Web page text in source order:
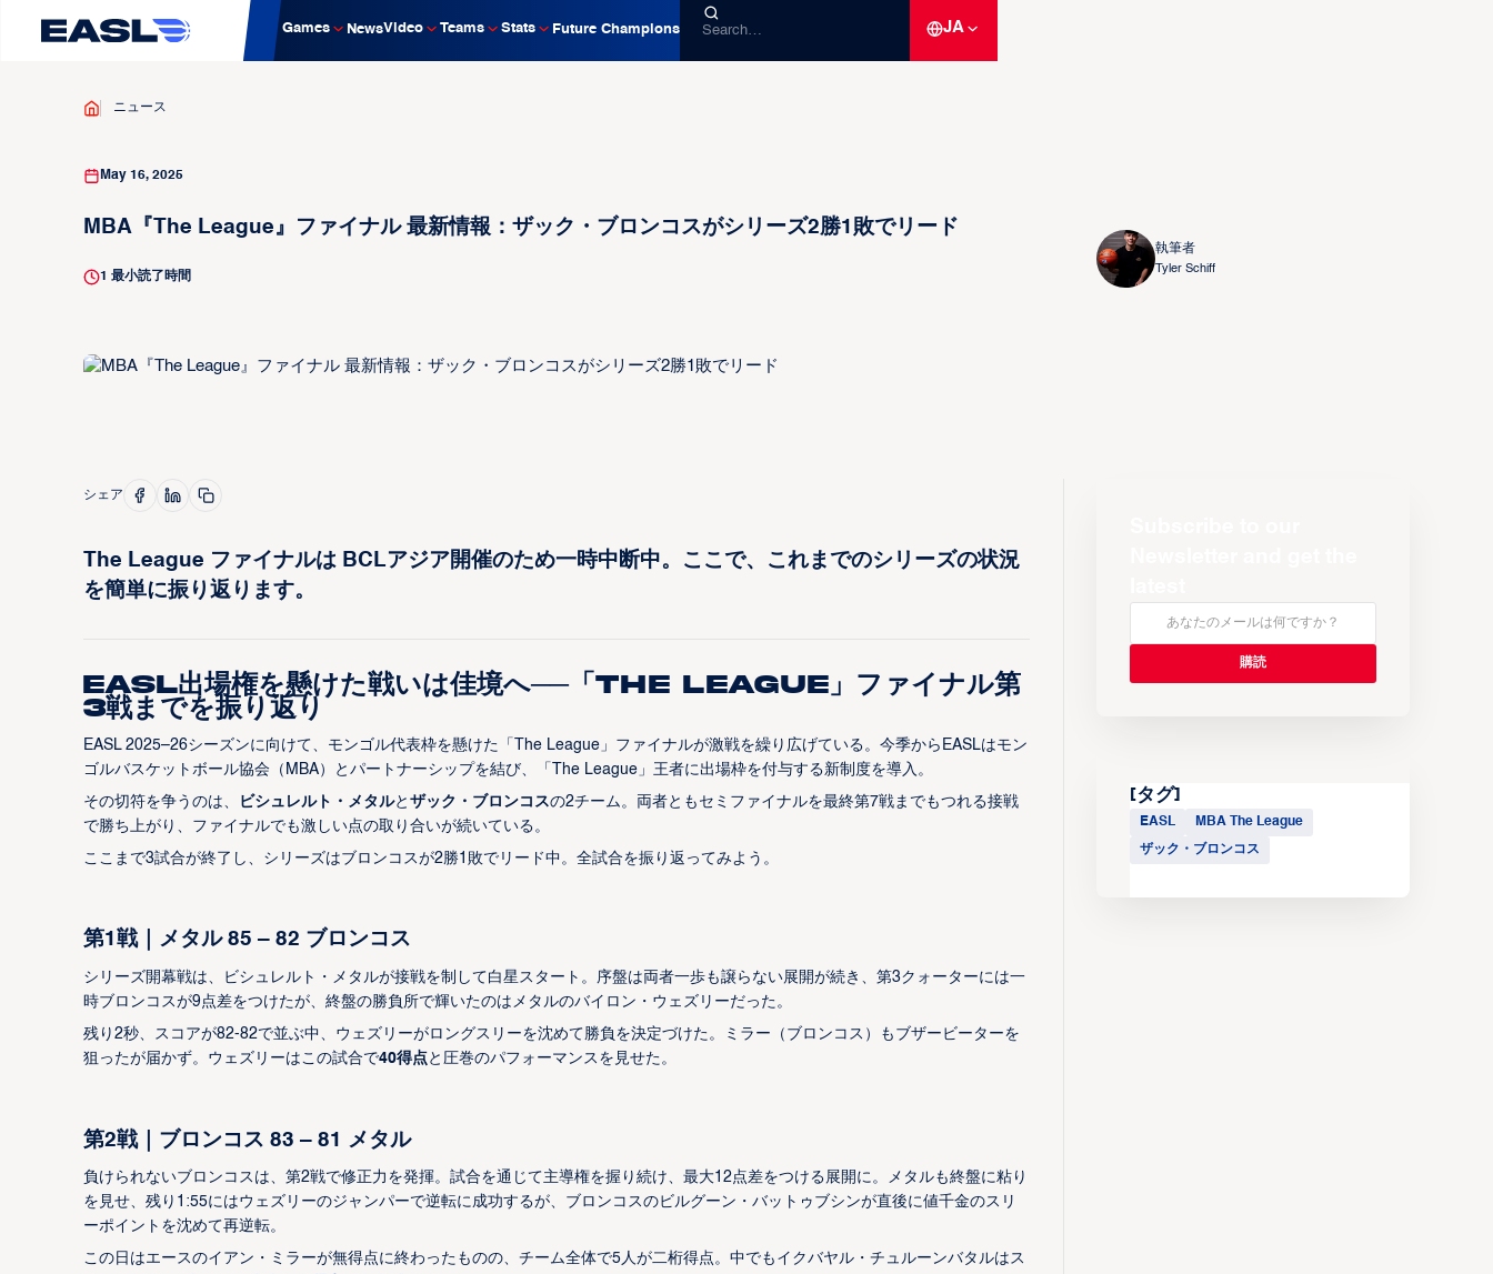
Games NewsVideo Teams Stats Future Champions JA
ニュース
May 16, 2025
MBA『The League』ファイナル 最新情報：ザック・ブロンコスがシリーズ2勝1敗でリード
1 最小読了時間
執筆者
Tyler Schiff
シェア
The League ファイナルは BCLアジア開催のため一時中断中。ここで、これまでのシリーズの状況
を簡単に振り返ります。
EASL出場権を懸けた戦いは佳境へ──「The League」ファイナル第
3戦までを振り返り
EASL 2025–26シーズンに向けて、モンゴル代表枠を懸けた「The League」ファイナルが激戦を繰り広げている。今季からEASLはモン
ゴルバスケットボール協会（MBA）とパートナーシップを結び、「The League」王者に出場枠を付与する新制度を導入。
その切符を争うのは、 ビシュレルト・メタルと ザック・ブロンコスの2チーム。両者ともセミファイナルを最終第7戦までもつれる接戦
で勝ち上がり、ファイナルでも激しい点の取り合いが続いている。
ここまで3試合が終了し、シリーズはブロンコスが2勝1敗でリード中。全試合を振り返ってみよう。
第1戦｜メタル 85 – 82 ブロンコス
シリーズ開幕戦は、ビシュレルト・メタルが接戦を制して白星スタート。序盤は両者一歩も譲らない展開が続き、第3クォーターには一
時ブロンコスが9点差をつけたが、終盤の勝負所で輝いたのはメタルのバイロン・ウェズリーだった。
残り2秒、スコアが82-82で並ぶ中、ウェズリーがロングスリーを沈めて勝負を決定づけた。ミラー（ブロンコス）もブザービーターを
狙ったが届かず。ウェズリーはこの試合で40得点 と圧巻のパフォーマンスを見せた。
第2戦｜ブロンコス 83 – 81 メタル
負けられないブロンコスは、第2戦で修正力を発揮。試合を通じて主導権を握り続け、最大12点差をつける展開に。メタルも終盤に粘り
を見せ、残り1:55にはウェズリーのジャンパーで逆転に成功するが、ブロンコスのビルグーン・バットゥブシンが直後に値千金のスリ
ーポイントを沈めて再逆転。
この日はエースのイアン・ミラーが無得点に終わったものの、チーム全体で5人が二桁得点。中でもイクバヤル・チュルーンバタルはス
[タグ]
EASL MBA The League
ザック・ブロンコス